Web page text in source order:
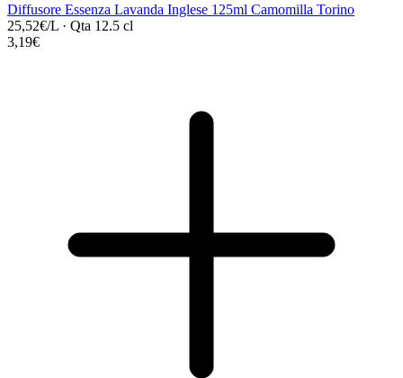
Diffusore Essenza Lavanda Inglese 125ml Camomilla Torino
25,52€/L · Qta 12.5 cl
3,19€